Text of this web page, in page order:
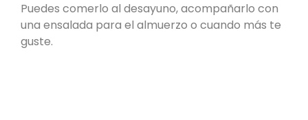
Puedes comerlo al desayuno, acompañarlo con
una ensalada para el almuerzo o cuando más te
guste.